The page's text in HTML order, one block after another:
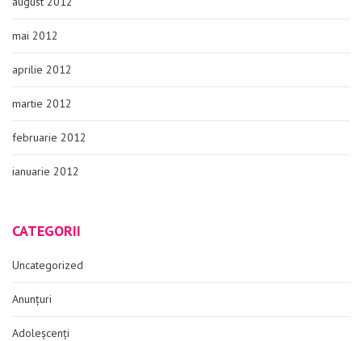
mai 2012
aprilie 2012
martie 2012
februarie 2012
ianuarie 2012
CATEGORII
Uncategorized
Anunțuri
Adoleșcenți